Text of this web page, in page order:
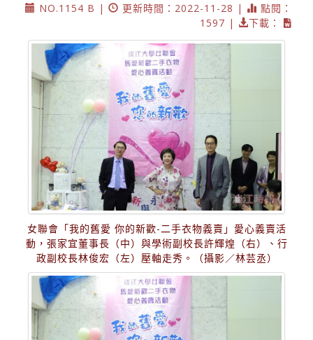
NO.1154 B |
更新時間：2022-11-28 |
點閱：
1597 |
下載：
女聯會「我的舊愛 你的新歡-二手衣物義賣」愛心義賣活
動，張家宜董事長（中）與學術副校長許輝煌（右）、行
政副校長林俊宏（左）壓軸走秀。（攝影／林芸丞）